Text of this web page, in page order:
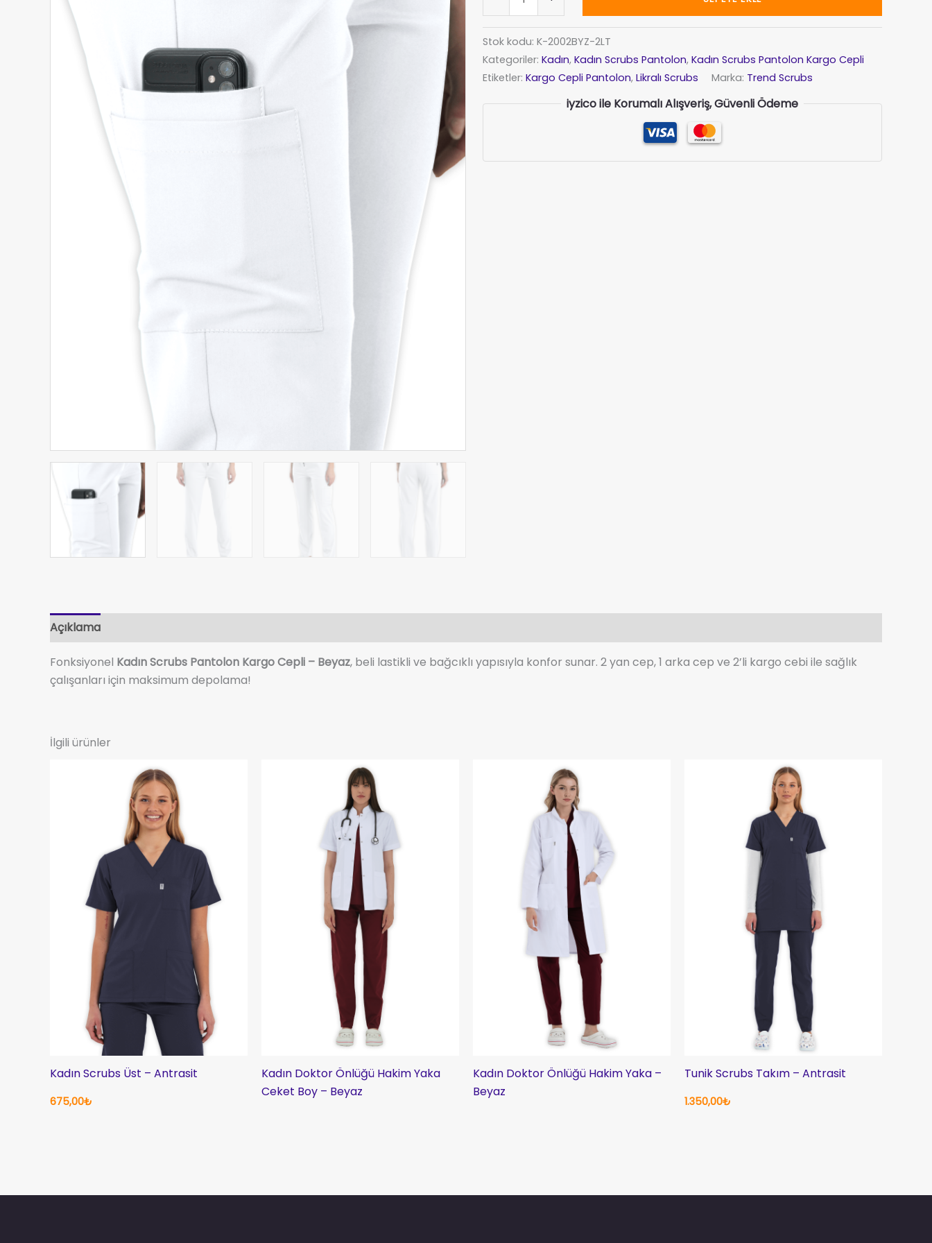
Pantolon
Kargo
Cepli
–
Alternative:
Stok kodu: K-2002BYZ-2LT
Kategoriler: Kadın, Kadın Scrubs Pantolon, Kadın Scrubs Pantolon Kargo Cepli
Etiketler: Kargo Cepli Pantolon, Likralı Scrubs Marka: Trend Scrubs
iyzico ile Korumalı Alışveriş, Güvenli Ödeme
Açıklama
Fonksiyonel Kadın Scrubs Pantolon Kargo Cepli – Beyaz, beli lastikli ve bağcıklı yapısıyla konfor sunar. 2 yan cep, 1 arka cep ve 2’li kargo cebi ile sağlık
çalışanları için maksimum depolama!
İlgili ürünler
Kadın Scrubs Üst – Antrasit
675,00₺
Kadın Doktor Önlüğü Hakim Yaka
Ceket Boy – Beyaz
Kadın Doktor Önlüğü Hakim Yaka –
Beyaz
Tunik Scrubs Takım – Antrasit
1.350,00₺